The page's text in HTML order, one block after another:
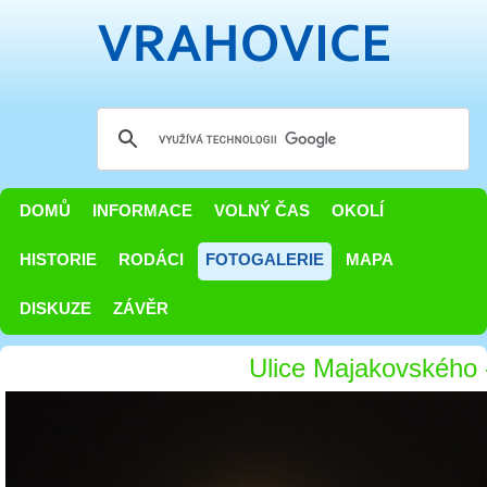
DOMŮ INFORMACE VOLNÝ ČAS OKOLÍ
HISTORIE RODÁCI FOTOGALERIE MAPA
DISKUZE ZÁVĚR
Ulice Majakovského